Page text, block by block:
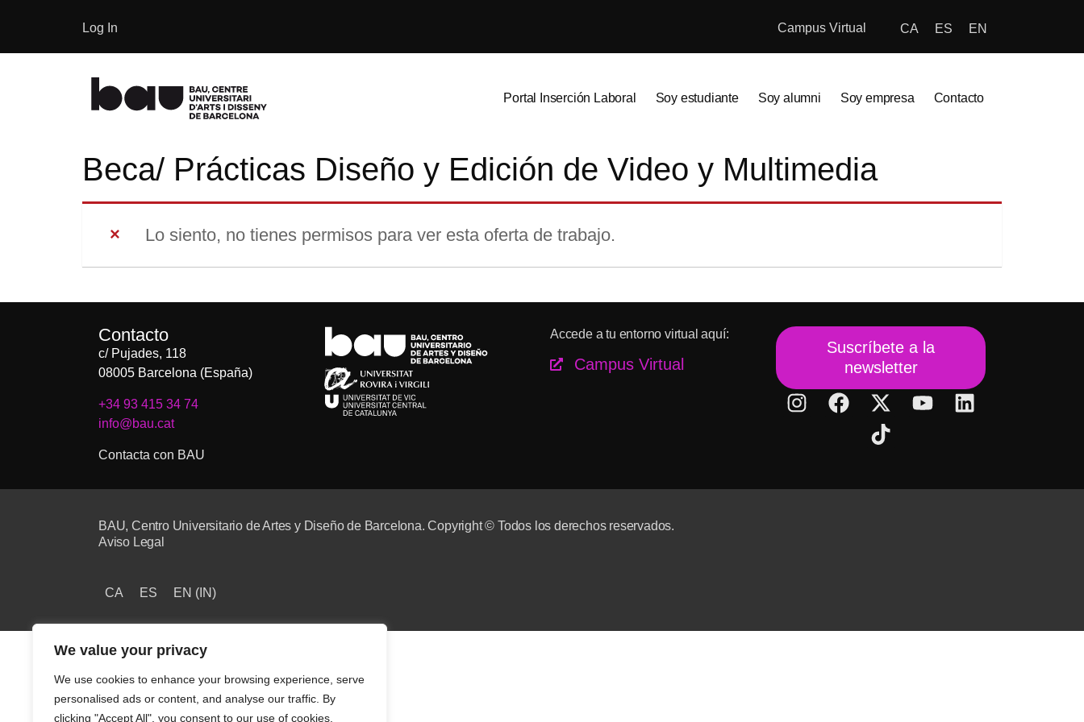
We value your privacy
We use cookies to enhance your browsing experience, serve
personalised ads or content, and analyse our traffic. By
clicking "Accept All", you consent to our use of cookies.
Log In Campus Virtual CA ES EN
Portal Inserción Laboral Soy estudiante Soy alumni Soy empresa Contacto
Beca/ Prácticas Diseño y Edición de Video y Multimedia
Lo siento, no tienes permisos para ver esta oferta de trabajo.
Contacto
c/ Pujades, 118
08005 Barcelona (España)
+34 93 415 34 74
info@bau.cat
Contacta con BAU
Accede a tu entorno virtual aquí:
Campus Virtual
Suscríbete a la
newsletter
BAU, Centro Universitario de Artes y Diseño de Barcelona. Copyright © Todos los derechos reservados.
Aviso Legal
CA ES EN (IN)